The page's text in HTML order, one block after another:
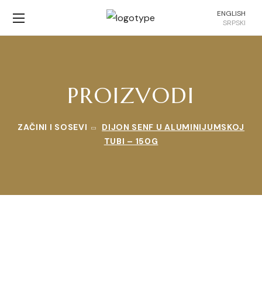
ENGLISH
SRPSKI
PROIZVODI
ZAČINI I SOSEVI
DIJON SENF U ALUMINIJUMSKOJ
TUBI – 150G